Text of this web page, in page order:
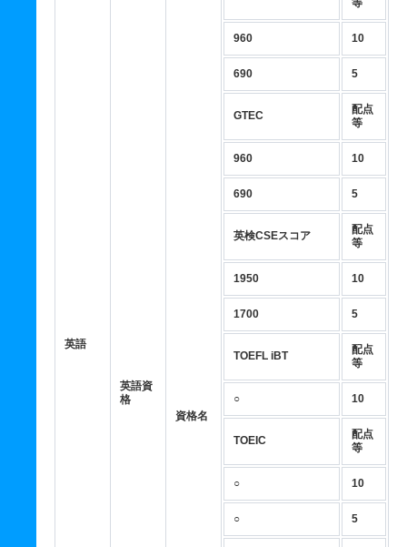
英語
英語資
格
資格名
等
960 10
690 5
GTEC
配点
等
960 10
690 5
英検CSEスコア
配点
等
1950 10
1700 5
TOEFL iBT
配点
等
○ 10
TOEIC
配点
等
○ 10
○ 5